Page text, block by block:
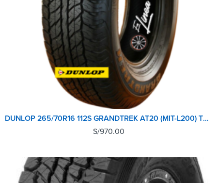
DUNLOP 265/70R16 112S GRANDTREK AT20 (MIT-L200) TL TH
S/970.00